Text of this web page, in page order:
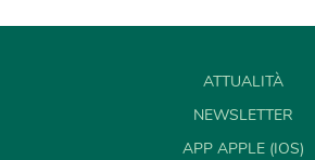
ATTUALITÀ
NEWSLETTER
APP APPLE (IOS)